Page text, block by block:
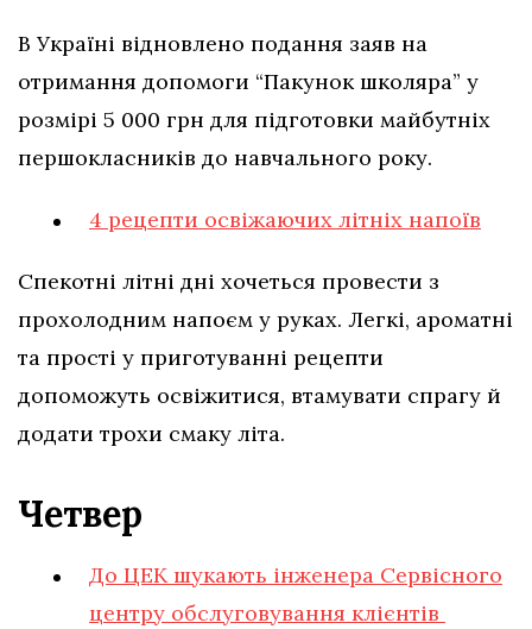
В Україні відновлено подання заяв на
отримання допомоги “Пакунок школяра” у
розмірі 5 000 грн для підготовки майбутніх
першокласників до навчального року.
4 рецепти освіжаючих літніх напоїв
Спекотні літні дні хочеться провести з
прохолодним напоєм у руках. Легкі, ароматні
та прості у приготуванні рецепти
допоможуть освіжитися, втамувати спрагу й
додати трохи смаку літа.
Четвер
До ЦЕК шукають інженера Сервісного
центру обслуговування клієнтів